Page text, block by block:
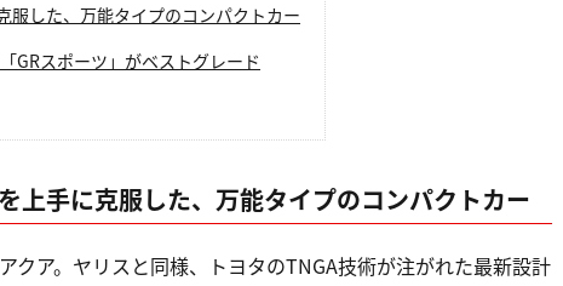
服した、万能タイプのコンパクトカー
GRスポーツ」がベストグレード
上手に克服した、万能タイプのコンパクトカー
クア。ヤリスと同様、トヨタのTNGA技術が注がれた最新設計